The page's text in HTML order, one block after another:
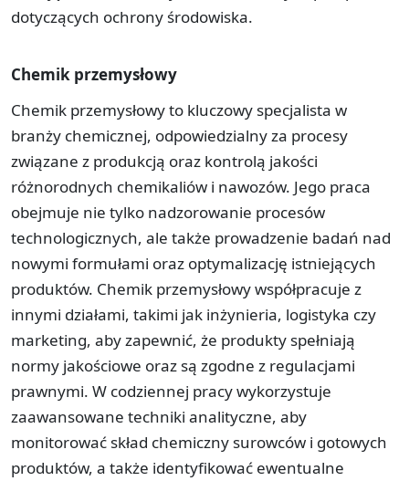
dotyczących ochrony środowiska.
Chemik przemysłowy
Chemik przemysłowy to kluczowy specjalista w
branży chemicznej, odpowiedzialny za procesy
związane z produkcją oraz kontrolą jakości
różnorodnych chemikaliów i nawozów. Jego praca
obejmuje nie tylko nadzorowanie procesów
technologicznych, ale także prowadzenie badań nad
nowymi formułami oraz optymalizację istniejących
produktów. Chemik przemysłowy współpracuje z
innymi działami, takimi jak inżynieria, logistyka czy
marketing, aby zapewnić, że produkty spełniają
normy jakościowe oraz są zgodne z regulacjami
prawnymi. W codziennej pracy wykorzystuje
zaawansowane techniki analityczne, aby
monitorować skład chemiczny surowców i gotowych
produktów, a także identyfikować ewentualne